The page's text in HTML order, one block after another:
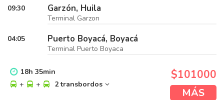
09:30 Garzón, Huila
Terminal Garzon
04:05 Puerto Boyacá, Boyacá
Terminal Puerto Boyaca
18h 35min
+
+ 2 transbordos
$101000
MÁS